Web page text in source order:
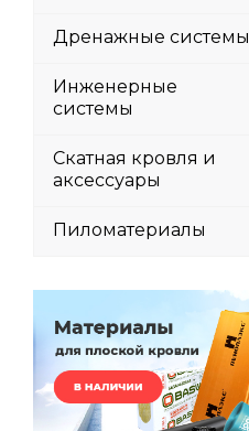
Дренажные системы
Инженерные
системы
Скатная кровля и
аксессуары
Пиломатериалы